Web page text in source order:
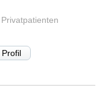
Privatpatienten